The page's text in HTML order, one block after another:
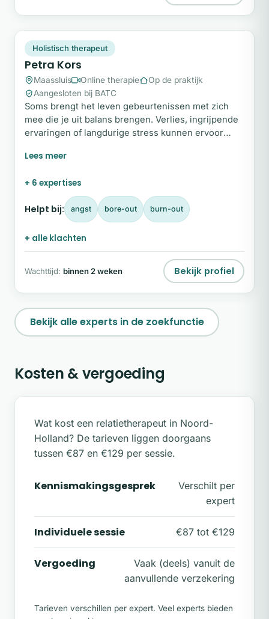
Plek beschikbaar
Holistisch therapeut
Petra Kors
Maassluis Online therapie
Op de praktijk
Aangesloten bij BATC
Soms brengt het leven gebeurtenissen met zich
mee die je uit balans brengen. Verlies, ingrijpende
ervaringen of langdurige stress kunnen ervoor
leven zwaar is geworden. Als holistisch therapeut
jaar bij het herstellen van balans en veerkracht.
Samen kijken we naar wat er werkelijk speelt, niet
alleen naar de klacht, maar naar jou als geheel.
+ 6 expertises
Helpt bij: angst bore-out burn-out
+ alle klachten
Wachttijd: binnen 2 weken Bekijk profiel
Bekijk alle experts in de zoekfunctie
Kosten & vergoeding
Wat kost een relatietherapeut in Noord-
Holland? De tarieven liggen doorgaans
tussen €87 en €129 per sessie.
Kennismakingsgesprek
Verschilt per
expert
Individuele sessie €87 tot €129
Vergoeding
Vaak (deels) vanuit de
aanvullende verzekering
Tarieven verschillen per expert. Veel experts bieden